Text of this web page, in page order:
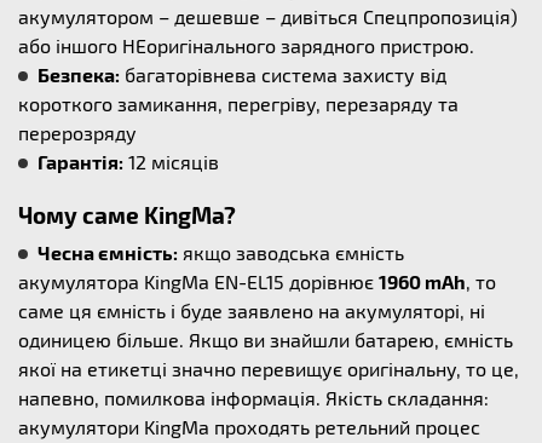
акумулятором – дешевше – дивіться Спецпропозиція)
або іншого НЕоригінального зарядного пристрою.
Безпека: багаторівнева система захисту від
короткого замикання, перегріву, перезаряду та
перерозряду
Гарантія: 12 місяців
Чому саме KingMa?
Чесна ємність: якщо заводська ємність
акумулятора KingMa EN-EL15 дорівнює 1960 mAh, то
саме ця ємність і буде заявлено на акумуляторі, ні
одиницею більше. Якщо ви знайшли батарею, ємність
якої на етикетці значно перевищує оригінальну, то це,
напевно, помилкова інформація. Якість складання:
акумулятори KingMa проходять ретельний процес